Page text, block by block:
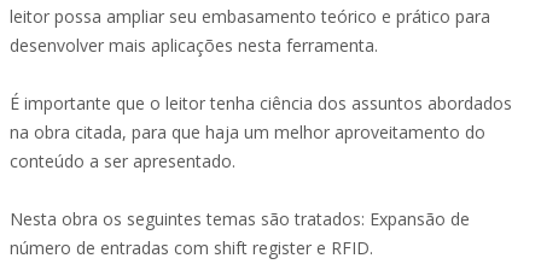
leitor possa ampliar seu embasamento teórico e prático para
desenvolver mais aplicações nesta ferramenta.
É importante que o leitor tenha ciência dos assuntos abordados
na obra citada, para que haja um melhor aproveitamento do
conteúdo a ser apresentado.
Nesta obra os seguintes temas são tratados: Expansão de
número de entradas com shift register e RFID.